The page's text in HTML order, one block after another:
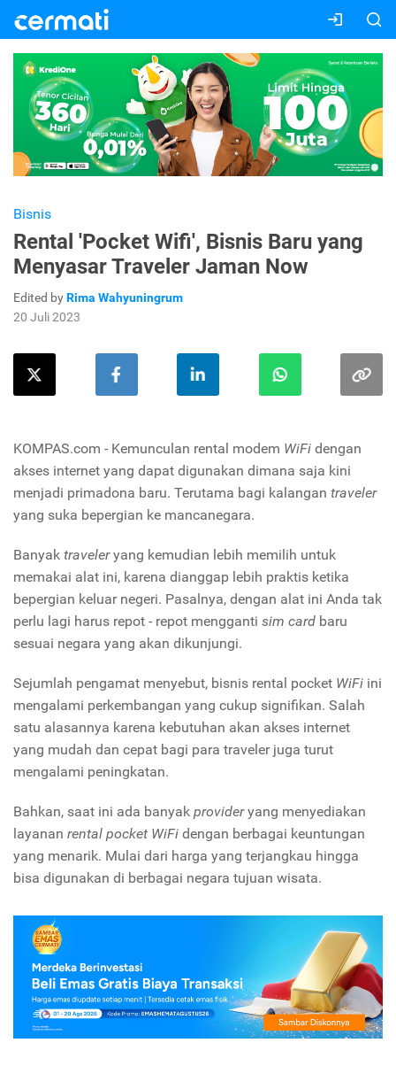
Bisnis
Rental 'Pocket Wifi', Bisnis Baru yang
Menyasar Traveler Jaman Now
Edited byRima Wahyuningrum
20 Juli 2023
KOMPAS.com - Kemunculan rental modem WiFi dengan
akses internet yang dapat digunakan dimana saja kini
menjadi primadona baru. Terutama bagi kalangan traveler
yang suka bepergian ke mancanegara.
Banyak traveleryang kemudian lebih memilih untuk
memakai alat ini, karena dianggap lebih praktis ketika
bepergian keluar negeri. Pasalnya, dengan alat ini Anda tak
perlu lagi harus repot - repot mengganti sim card baru
sesuai negara yang akan dikunjungi.
Sejumlah pengamat menyebut, bisnis rental pocket WiFi ini
mengalami perkembangan yang cukup signifikan. Salah
satu alasannya karena kebutuhan akan akses internet
yang mudah dan cepat bagi para traveler juga turut
mengalami peningkatan.
Bahkan, saat ini ada banyak provideryang menyediakan
layanan rental pocket WiFi dengan berbagai keuntungan
yang menarik. Mulai dari harga yang terjangkau hingga
bisa digunakan di berbagai negara tujuan wisata.